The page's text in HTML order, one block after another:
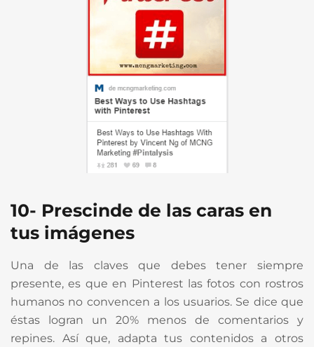
10- Prescinde de las caras en
tus imágenes
Una de las claves que debes tener siempre
presente, es que en Pinterest las fotos con rostros
humanos no convencen a los usuarios. Se dice que
éstas logran un 20% menos de comentarios y
repines. Así que, adapta tus contenidos a otros